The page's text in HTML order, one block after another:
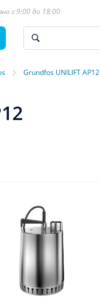
с 9:00 до 18:00
› Grundfos UNILIFT AP12